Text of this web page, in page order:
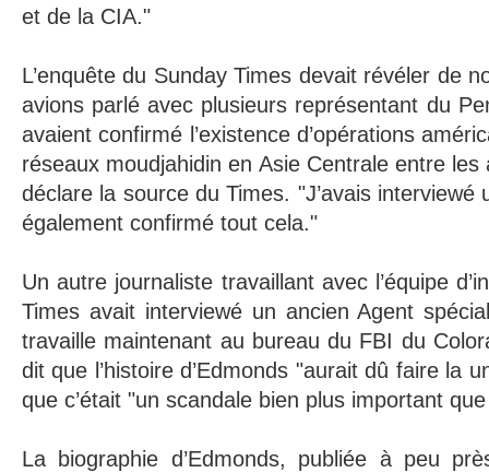
et de la CIA."
L’enquête du Sunday Times devait révéler de
avions parlé avec plusieurs représentant du
avaient confirmé l’existence d’opérations
réseaux moudjahidin en Asie Centrale entre
déclare la source du Times. "J’avais
également confirmé tout cela."
Un autre journaliste travaillant avec l’équipe
Times avait interviewé un ancien Agent
travaille maintenant au bureau du FBI du
dit que l’histoire d’Edmonds "aurait dû faire la
que c’était "un scandale bien plus important
La biographie d’Edmonds, publiée à peu